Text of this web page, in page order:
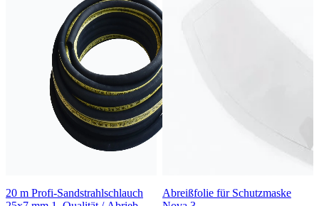
20 m Profi-Sandstrahlschlauch
Abreißfolie für Schutzmaske